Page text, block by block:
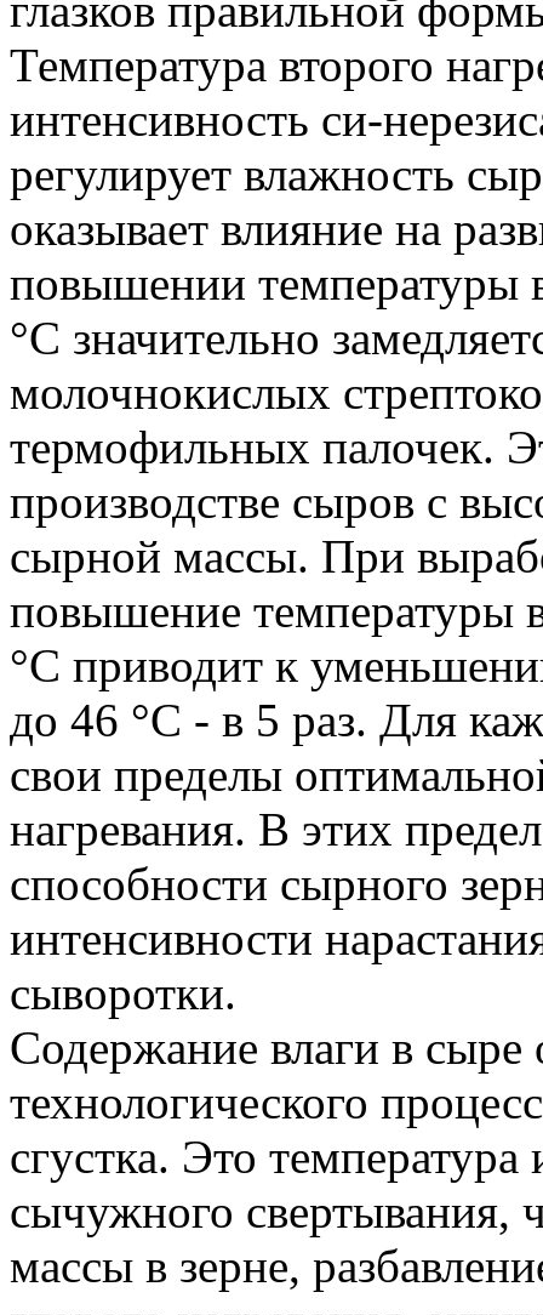
Температура второго
интенсивность си-
регулирует влажность
оказывает влияние на
повышении температуры
°C значительно
молочнокислых
термофильных палочек.
производстве сыров с
сырной массы. При
повышение температуры
°C приводит к
дo 46 °C - в 5 раз. Для
свои пределы
нагревания. В этих
способности сырного
интенсивности
сыворотки.
Содержание влаги в сыре
технологического
сгустка. Это
сычужного свертывания,
массы в зерне,